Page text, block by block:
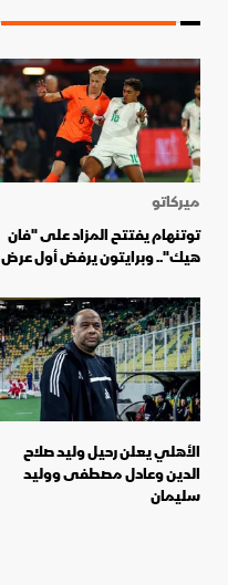
ميركاتو
توتنهام يفتتح المزاد على "فان
هيك".. وبرايتون يرفض أول عرض
الأهلي يعلن رحيل وليد صلاح
الدين وعادل مصطفى ووليد
سليمان